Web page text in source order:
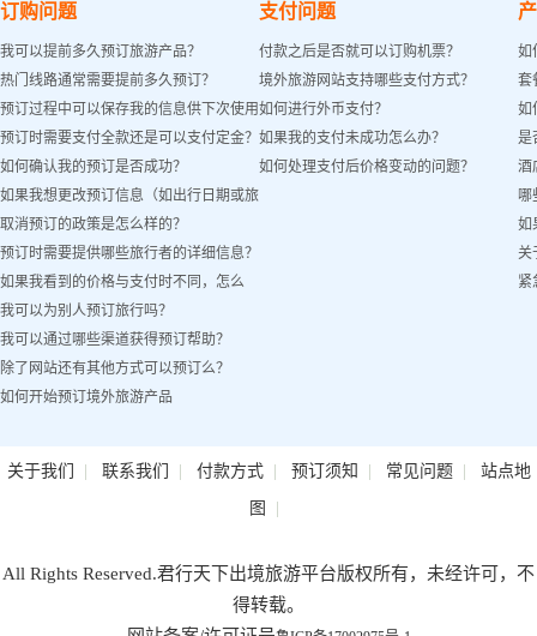
订购问题
我可以提前多久预订旅游产品？
热门线路通常需要提前多久预订？
预订过程中可以保存我的信息供下次使用
吗？
预订时需要支付全款还是可以支付定金？
如何确认我的预订是否成功？
如果我想更改预订信息（如出行日期或旅
客姓名）怎么办？
取消预订的政策是怎么样的？
预订时需要提供哪些旅行者的详细信息？
如果我看到的价格与支付时不同，怎么
办？
我可以为别人预订旅行吗？
我可以通过哪些渠道获得预订帮助？
除了网站还有其他方式可以预订么？
如何开始预订境外旅游产品
支付问题
付款之后是否就可以订购机票？
境外旅游网站支持哪些支付方式？
如何进行外币支付？
如果我的支付未成功怎么办？
如何处理支付后价格变动的问题？
如
套
如
是
酒
哪
如
关
紧
关于我们 | 联系我们 | 付款方式| 预订须知 | 常见问题| 站点地
图 |
All Rights Reserved.君行天下出境旅游平台版权所有，未经许可，不
得转载。